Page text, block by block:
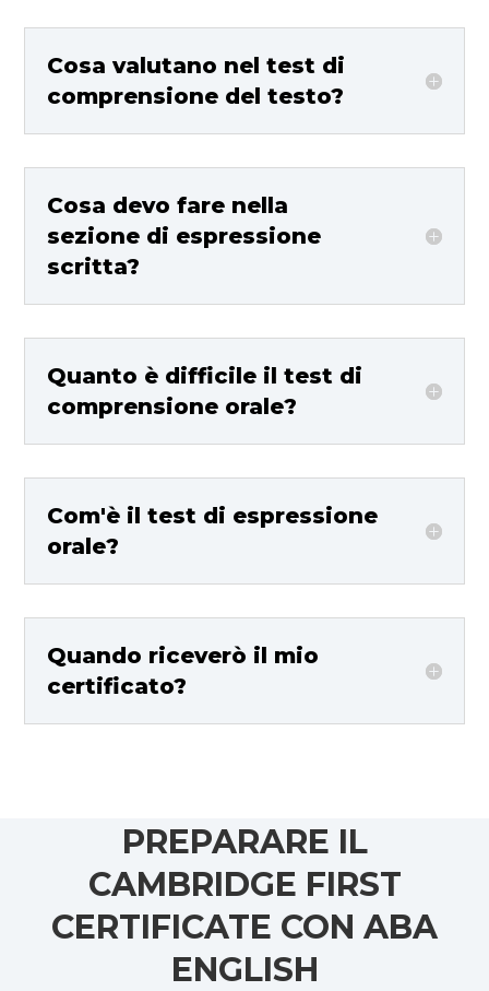
Cosa valutano nel test di
comprensione del testo?
Cosa devo fare nella
sezione di espressione
scritta?
Quanto è difficile il test di
comprensione orale?
Com'è il test di espressione
orale?
Quando riceverò il mio
certificato?
PREPARARE IL
CAMBRIDGE FIRST
CERTIFICATE CON ABA
ENGLISH